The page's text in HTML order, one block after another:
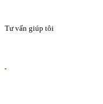
Tư vấn giúp tôi